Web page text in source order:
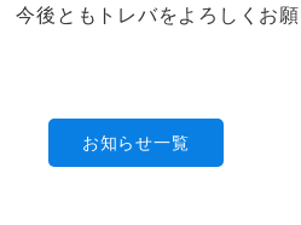
今後ともトレバをよろしくお願
お知らせ一覧